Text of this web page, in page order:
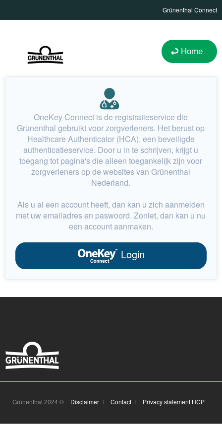
Grünenthal Connect
Home
OneKey Connect is de registratieservice die
Grünenthal gebruikt voor zorgverleners. Het berust op
Healthcare Authenticator (HCA), een beveiligde
authenticatieservice. Door u in te schrijven, krijgt u
toegang tot pagina's die alleen toegankelijk zijn voor
zorgverleners op de websites van Grünenthal
Nederland.
Als u al een account heeft, dan kan u zich aanmelden
met uw emailadres en paswoord. Zoniet, dan kan u nu
een account aanmaken.
Login
Grünenthal 2024 © Disclaimer Contact Privacy statement HCP